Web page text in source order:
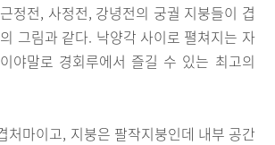
정전, 사정전, 강녕전의 궁궐 지붕들이 겹
그림과 같다. 낙양각 사이로 펼쳐지는 자
야말로 경회루에서 즐길 수 있는 최고의
처마이고, 지붕은 팔작지붕인데 내부 공간